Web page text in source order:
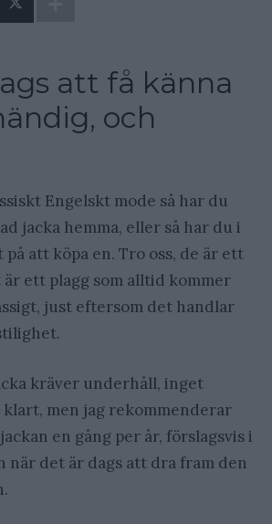
att få känna
och
Engelskt mode så har du
jacka hemma, eller så har du i
att köpa en. Tro oss, de är ett
är ett plagg som alltid kommer
just eftersom det handlar
kräver underhåll, inget
men jag rekommenderar
en gång per år, förslagsvis i
när det är dags att dra fram den